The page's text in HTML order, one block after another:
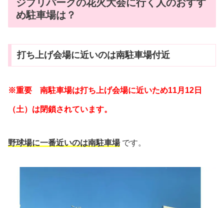
ジブリパークの花火大会に行く人のおすす
め駐車場は？
打ち上げ会場に近いのは南駐車場付近
※重要 南駐車場は打ち上げ会場に近いため11月12日
（土）は閉鎖されています。
野球場に一番近いのは南駐車場です。